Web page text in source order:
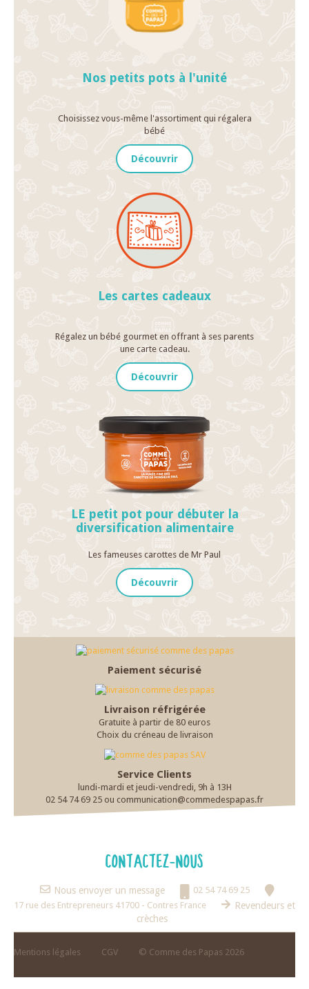
Nos petits pots à l'unité
Choisissez vous-même l'assortiment qui régalera
bébé
Découvrir
Les cartes cadeaux
Régalez un bébé gourmet en offrant à ses parents
une carte cadeau.
Découvrir
LE petit pot pour débuter la
diversification alimentaire
Les fameuses carottes de Mr Paul
Découvrir
Paiement sécurisé
Livraison réfrigérée
Gratuite à partir de 80 euros
Choix du créneau de livraison
Service Clients
lundi-mardi et jeudi-vendredi, 9h à 13H
02 54 74 69 25 ou communication@commedespapas.fr
CONTACTEZ-NOUS
Nous envoyer un message
02 54 74 69 25
17 rue des Entrepreneurs 41700 - Contres France
Revendeurs et
crèches
Mentions légales CGV © Comme des Papas 2026